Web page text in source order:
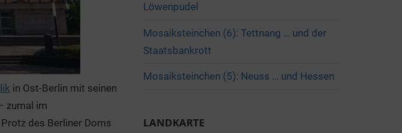
in Ost-Berlin mit seinen
zumal im
des Berliner Doms
Löwenpudel
Mosaiksteinchen (6): Tettnang … und der
Staatsbankrott
Mosaiksteinchen (5): Neuss … und Hessen
LANDKARTE